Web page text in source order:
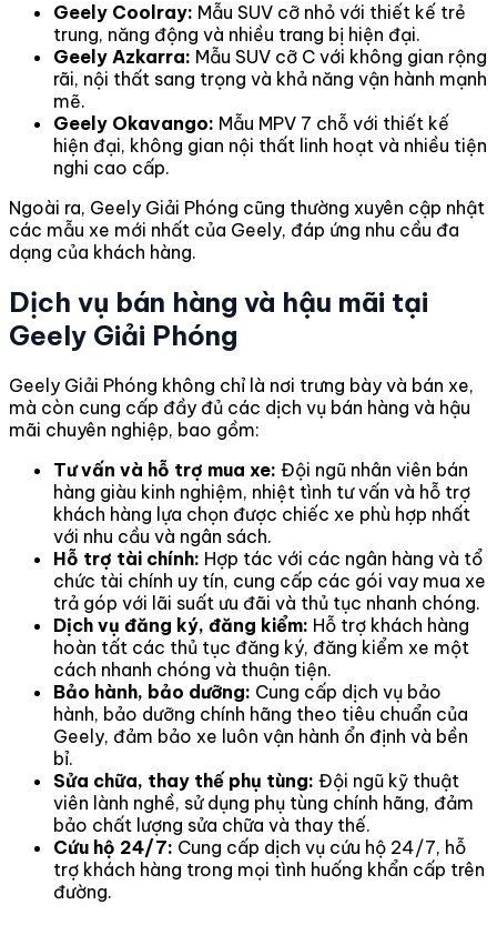
Geely Coolray: Mẫu SUV cỡ nhỏ với thiết kế trẻ
trung, năng động và nhiều trang bị hiện đại.
Geely Azkarra: Mẫu SUV cỡ C với không gian rộng
rãi, nội thất sang trọng và khả năng vận hành mạnh
mẽ.
Geely Okavango: Mẫu MPV 7 chỗ với thiết kế
hiện đại, không gian nội thất linh hoạt và nhiều tiện
nghi cao cấp.
Ngoài ra, Geely Giải Phóng cũng thường xuyên cập nhật
các mẫu xe mới nhất của Geely, đáp ứng nhu cầu đa
dạng của khách hàng.
Dịch vụ bán hàng và hậu mãi tại
Geely Giải Phóng
Geely Giải Phóng không chỉ là nơi trưng bày và bán xe,
mà còn cung cấp đầy đủ các dịch vụ bán hàng và hậu
mãi chuyên nghiệp, bao gồm:
Tư vấn và hỗ trợ mua xe: Đội ngũ nhân viên bán
hàng giàu kinh nghiệm, nhiệt tình tư vấn và hỗ trợ
khách hàng lựa chọn được chiếc xe phù hợp nhất
với nhu cầu và ngân sách.
Hỗ trợ tài chính: Hợp tác với các ngân hàng và tổ
chức tài chính uy tín, cung cấp các gói vay mua xe
trả góp với lãi suất ưu đãi và thủ tục nhanh chóng.
Dịch vụ đăng ký, đăng kiểm: Hỗ trợ khách hàng
hoàn tất các thủ tục đăng ký, đăng kiểm xe một
cách nhanh chóng và thuận tiện.
Bảo hành, bảo dưỡng: Cung cấp dịch vụ bảo
hành, bảo dưỡng chính hãng theo tiêu chuẩn của
Geely, đảm bảo xe luôn vận hành ổn định và bền
bỉ.
Sửa chữa, thay thế phụ tùng: Đội ngũ kỹ thuật
viên lành nghề, sử dụng phụ tùng chính hãng, đảm
bảo chất lượng sửa chữa và thay thế.
Cứu hộ 24/7: Cung cấp dịch vụ cứu hộ 24/7, hỗ
trợ khách hàng trong mọi tình huống khẩn cấp trên
đường.